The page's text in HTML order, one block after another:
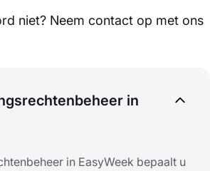
niet? Neem contact op met ons
in
in EasyWeek bepaalt u